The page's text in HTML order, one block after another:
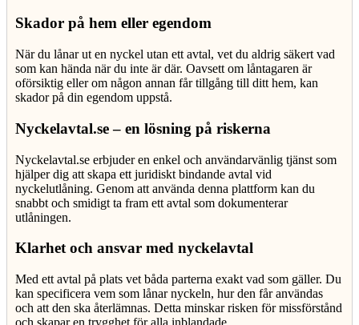
Skador på hem eller egendom
När du lånar ut en nyckel utan ett avtal, vet du aldrig säkert vad
som kan hända när du inte är där. Oavsett om låntagaren är
oförsiktig eller om någon annan får tillgång till ditt hem, kan
skador på din egendom uppstå.
Nyckelavtal.se – en lösning på riskerna
Nyckelavtal.se erbjuder en enkel och användarvänlig tjänst som
hjälper dig att skapa ett juridiskt bindande avtal vid
nyckelutlåning. Genom att använda denna plattform kan du
snabbt och smidigt ta fram ett avtal som dokumenterar
utlåningen.
Klarhet och ansvar med nyckelavtal
Med ett avtal på plats vet båda parterna exakt vad som gäller. Du
kan specificera vem som lånar nyckeln, hur den får användas
och att den ska återlämnas. Detta minskar risken för missförstånd
och skapar en trygghet för alla inblandade.